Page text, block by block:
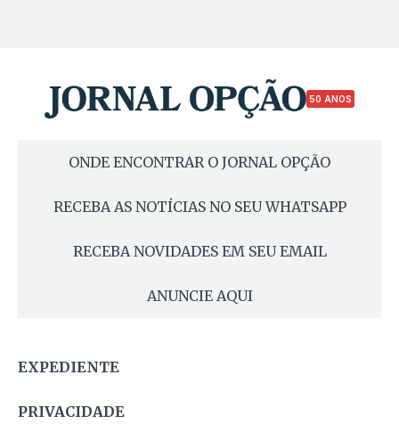
50 ANOS
ONDE ENCONTRAR O JORNAL OPÇÃO
RECEBA AS NOTÍCIAS NO SEU WHATSAPP
RECEBA NOVIDADES EM SEU EMAIL
ANUNCIE AQUI
EXPEDIENTE
PRIVACIDADE